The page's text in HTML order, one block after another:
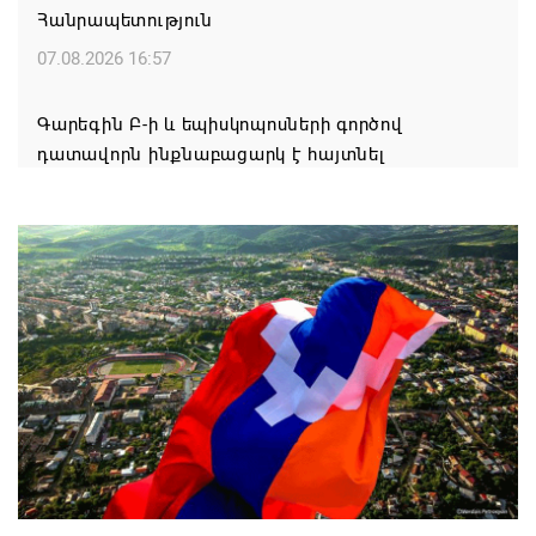
Հանրապետություն
07.08.2026 16:57
Գարեգին Բ-ի և եպիսկոպոսների գործով
դատավորն ինքնաբացարկ է հայտնել
Թուրքիան, Սաուդյան Արաբիան և Պակիստանը
ռազմական դաշինք ստեղծելու մասին
համաձայնագիր են ստորագրել
07.08.2026 16:43
Հայ ժողովուրդն է ընտրում Հայոց Հայրապետին և
հեռացնելու ընթացակարգ չկա
07.08.2026 16:39